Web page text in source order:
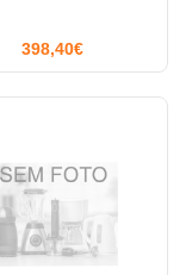
398,40€